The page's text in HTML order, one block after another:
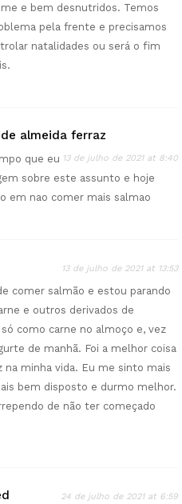
e bem desnutridos. Temos
pela frente e precisamos
natalidades ou será o fim
almeida ferraz
13 de julho de 2021 at 8:40
que eu
sobre este assunto e hoje
em nao comer mais salmao
13 de julho de 2021 at 13:53
comer salmão e estou parando
e outros derivados de
só como carne no almoço e, vez
de manhã. Foi a melhor coisa
na minha vida. Eu me sinto mais
bem disposto e durmo melhor.
de não ter começado
24 de julho de 2021 at 6:59